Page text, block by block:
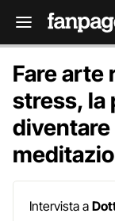
Fare arte
stress, la
diventare
Intervista a